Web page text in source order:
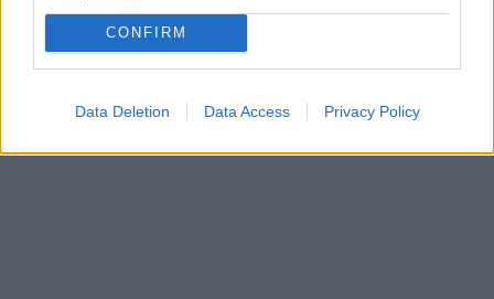
CONFIRM
Data Deletion Data Access Privacy Policy